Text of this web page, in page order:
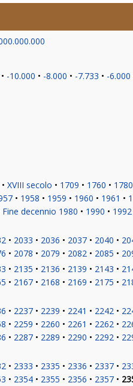
-10.000 -8.000 -7.733 -6.000
XVIII secolo 1709 1760 1780
1958 1959 1960 1961
Fine decennio 1980 1990 1992
2033 2036 2037 2040
2078 2079 2082 2085
2135 2136 2139 2143
2167 2168 2169 2175
2237 2239 2241 2242
2259 2260 2261 2262
2287 2289 2290 2292
2333 2335 2336 2337
2354 2355 2356 2357